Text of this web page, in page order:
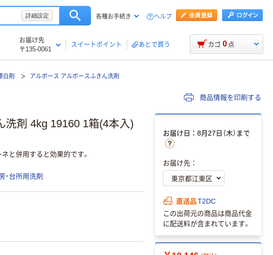
詳細設定 各種お手続き ヘルプ
お届け先
〒135-0061
スイートポイント あとで買う カゴ 0 点
白剤 アルボース アルボースふきん洗剤
商品情報を印刷する
洗剤 4kg 19160 1箱(4本入)
と併用すると効果的です。
・台所用洗剤
お届け日：8月27日（木）まで
お届け先：
直送品T2DC
この出荷元の商品は商品代金
に配送料が含まれています。